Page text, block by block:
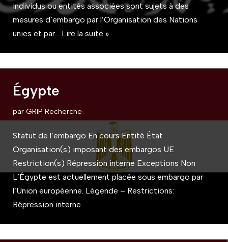
individus ou entités associées sont sujets à des
mesures d’embargo par l’Organisation des Nations
unies et par… Lire la suite »
Égypte
par GRIP Recherche
Statut de l’embargo En cours Entité État
Organisation(s) imposant des embargos UE
Restriction(s) Répression interne Exceptions Non
L’Égypte est actuellement placée sous embargo par
l’Union européenne. Légende – Restrictions:
Répression interne